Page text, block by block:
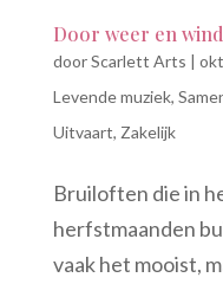
Door weer en
doorScarlett Arts |
Levende muziek,
Uitvaart, Zakelijk
Bruiloften die in
herfstmaanden
vaak het mooist,